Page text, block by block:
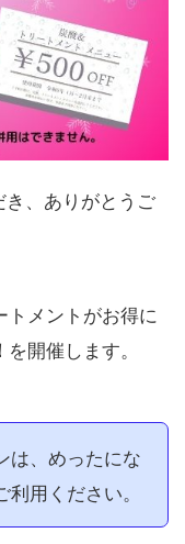
、ありがとうご
トメントがお得に
を開催します。
は、めったにな
用ください。